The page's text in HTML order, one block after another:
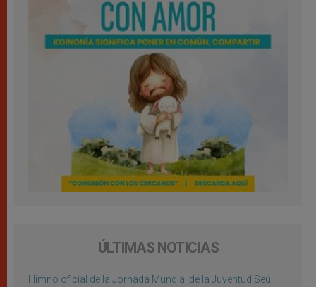
ÚLTIMAS NOTICIAS
Himno oficial de la Jornada Mundial de la Juventud Seúl